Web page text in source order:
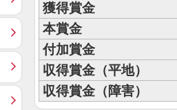
獲得賞金
本賞金
付加賞金
収得賞金（平地）
収得賞金（障害）